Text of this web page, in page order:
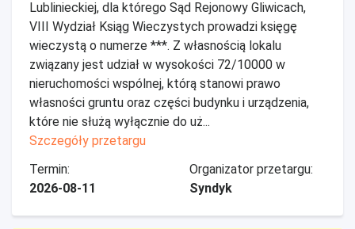
Lublinieckiej, dla którego Sąd Rejonowy Gliwicach,
VIII Wydział Ksiąg Wieczystych prowadzi księgę
wieczystą o numerze ***. Z własnością lokalu
związany jest udział w wysokości 72/10000 w
nieruchomości wspólnej, którą stanowi prawo
własności gruntu oraz części budynku i urządzenia,
które nie służą wyłącznie do uż...
Szczegóły przetargu
Termin:
2026-08-11
Organizator przetargu:
Syndyk